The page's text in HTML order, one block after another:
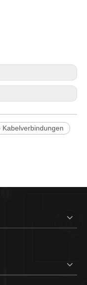
Kabelverbindungen